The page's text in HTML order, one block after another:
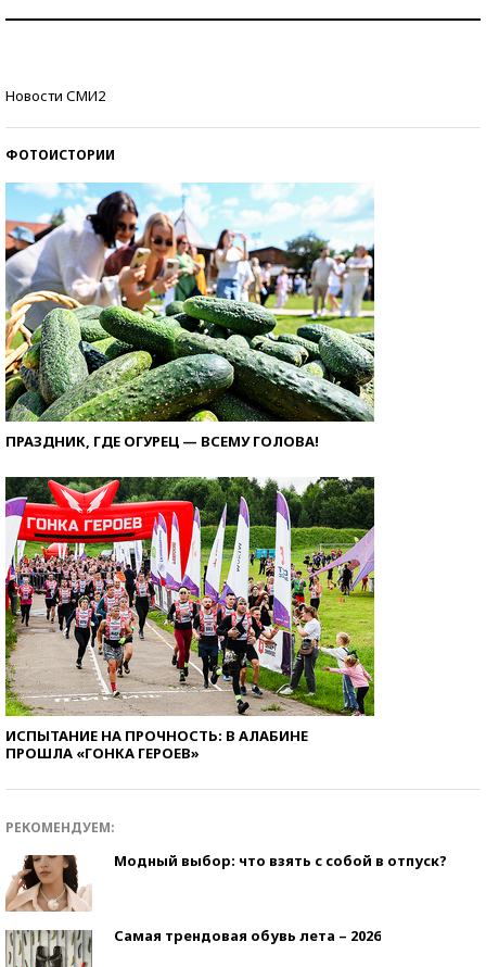
Новости СМИ2
ФОТОИСТОРИИ
ПРАЗДНИК, ГДЕ ОГУРЕЦ — ВСЕМУ ГОЛОВА!
ИСПЫТАНИЕ НА ПРОЧНОСТЬ: В АЛАБИНЕ
ПРОШЛА «ГОНКА ГЕРОЕВ»
РЕКОМЕНДУЕМ:
Модный выбор: что взять с собой в отпуск?
Самая трендовая обувь лета – 2026